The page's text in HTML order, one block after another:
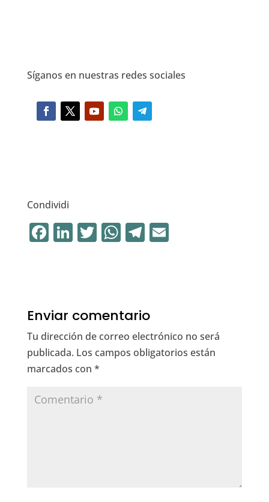
Síganos en nuestras redes sociales
Condividi
F
a
b
o
o
k
Li
n
dI
n
T
w
r
W
h
A
p
p
T
el
a
m
E
Enviar comentario
Tu dirección de correo electrónico no será
publicada. Los campos obligatorios están
marcados con *